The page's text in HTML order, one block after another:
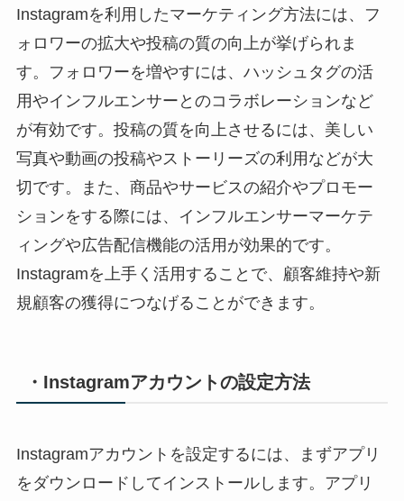
Instagramを利用したマーケティング方法には、フ
ォロワーの拡大や投稿の質の向上が挙げられま
す。フォロワーを増やすには、ハッシュタグの活
用やインフルエンサーとのコラボレーションなど
が有効です。投稿の質を向上させるには、美しい
写真や動画の投稿やストーリーズの利用などが大
切です。また、商品やサービスの紹介やプロモー
ションをする際には、インフルエンサーマーケテ
ィングや広告配信機能の活用が効果的です。
Instagramを上手く活用することで、顧客維持や新
規顧客の獲得につなげることができます。
・Instagramアカウントの設定方法
Instagramアカウントを設定するには、まずアプリ
をダウンロードしてインストールします。アプリ